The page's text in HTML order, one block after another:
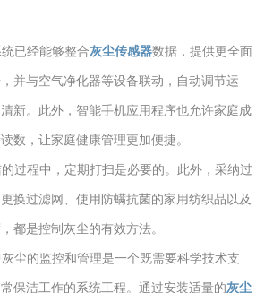
已经能够整合灰尘传感器数据，提供更全面
并与空气净化器等设备联动，自动调节运
新。此外，智能手机应用程序也允许家庭成
数，让家庭健康管理更加便捷。
过程中，定期打扫是必要的。此外，采纳过
换过滤网、使用防螨抗菌的家用纺织品以及
都是控制灰尘的有效方法。
尘的监控和管理是一个既需要科学技术支
保洁工作的系统工程。通过安装适量的灰尘